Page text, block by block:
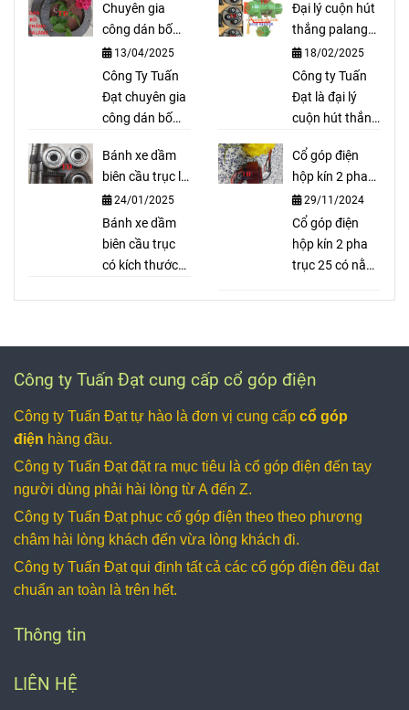
qua dây dẫn
thường được
sử dụng cho
cầu trục trong
các nhà máy
đường, thuỷ
xe cầu ...
vệ palang tránh
quá tải và cảnh
báo cho người
dùng biết được.
Báo quá tải cầu
trục là thiết bị
cầu trục khỏi bị
quá tải.
Chuyên gia
công dán bố
thắng cầu trục
13/04/2025
Công Ty Tuấn
Đạt chuyên gia
công dán bố
theo yêu cầu
như bố palang,
bố coil, bố cong
cho thắng thuỷ
lực, bố trục lục
giác, bố xe ô tô,
vận hành của
động cơ.
Đại lý cuộn hút
thắng palang
Fitop Đài Loan
18/02/2025
Công ty Tuấn
Đạt là đại lý
cuộn hút thắng
Đài Loan có giá
cả tốt nhất hiện
nay, tại đây có
đầy đủ các loại
cuộn hút
palang Fitop.
Bánh xe dầm
biên cầu trục là
gì?24/01/2025
Bánh xe dầm
biên cầu trục
có kích thước
thép S45C
được tôi cao
tần ở nhiệt độ
cao đảm bảo
được độ cứng
chắn.
Cổ góp điện
hộp kín 2 pha
trục 25
29/11/2024
Cổ góp điện
hộp kín 2 pha
trục 25 có nằm
cổ góp điện
dạng hở được
sử dụng nhiều
cho động cơ
công trình. Cổ
kín 2 pha trục
25 thường sử
dụng với dòng
Công ty Tuấn Đạt cung cấp cổ góp điện
Công ty Tuấn Đạt tự hào là đơn vị cung cấp cổ góp
điện hàng đầu.
Công ty Tuấn Đạt đặt ra mục tiêu là cổ góp điện đến tay
người dùng phải hài lòng từ A đến Z.
Công ty Tuấn Đạt phục cổ góp điện theo theo phương
châm hài lòng khách đến vừa lòng khách đi.
Công ty Tuấn Đạt qui định tất cả các cổ góp điện đều đạt
chuẩn an toàn là trên hết.
Thông tin
LIÊN HỆ